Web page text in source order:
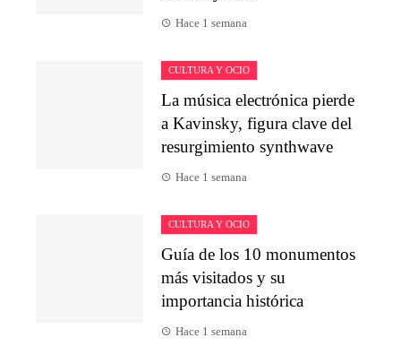
Hace 1 semana
CULTURA Y OCIO
La música electrónica pierde
a Kavinsky, figura clave del
resurgimiento synthwave
Hace 1 semana
CULTURA Y OCIO
Guía de los 10 monumentos
más visitados y su
importancia histórica
Hace 1 semana